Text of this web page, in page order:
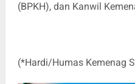
(BPKH), dan Kanwil
(*Hardi/Humas Kemenag